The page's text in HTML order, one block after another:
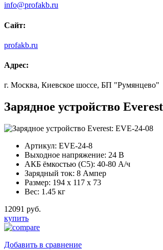
info@profakb.ru
Сайт:
profakb.ru
Адрес:
г. Москва, Киевское шоссе, БП "Румянцево"
Зарядное устройство
Артикул: EVE-24-8
Выходное напряжение: 24 В
АКБ ёмкостью (С5): 40-80 А/ч
Зарядный ток: 8 Ампер
Размер: 194 x 117 x 73
Вес: 1.45 кг
12091 руб.
купить
Добавить в сравнение